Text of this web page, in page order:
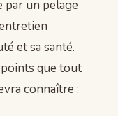
par un pelage
et sa santé.
que tout
connaître :